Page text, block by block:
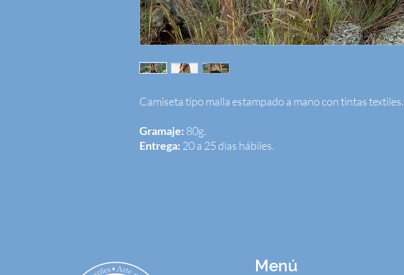
Camiseta tipo malla estampado a mano con tintas textiles.
Gramaje: 80g.
Entrega: 20 a 25 días hábiles.
Menú